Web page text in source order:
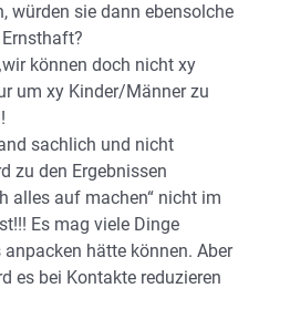
würden sie dann ebensolche
können doch nicht xy
um xy Kinder/Männer zu
sachlich und nicht
zu den Ergebnissen
alles auf machen“ nicht im
Es mag viele Dinge
hätte können. Aber
es bei Kontakte reduzieren